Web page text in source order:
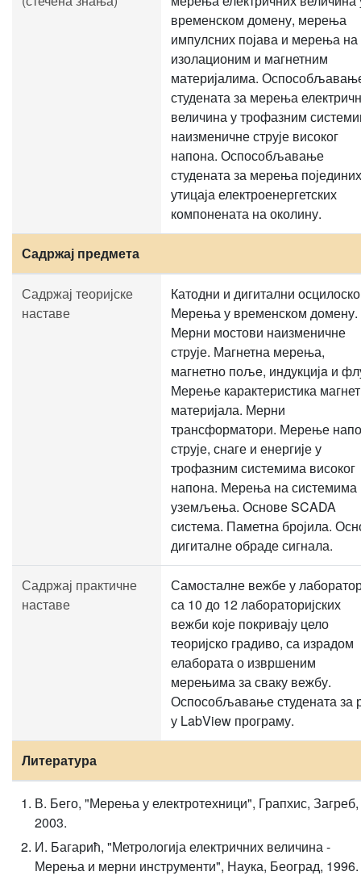
временском домену, мерења
импулсних појава и мерења на
изолационим и магнетним
материјалима.
студената за мерења
величина у трофазним
наизменичне струје високог
напона. Оспособљавање
студената за мерења појединих
утицаја електроенергетских
компонената на околину.
Садржај предмета
Садржај теоријске
наставе
Катодни и дигитални
Мерења у временском домену.
Мерни мостови наизменичне
струје. Магнетна мерења,
магнетно пољe, индукцијa и
Мерење карактеристика
материјала. Мерни
трансформатори. Мерење
струје, снаге и енергије у
трофазним системима високог
напона. Мерења на системима
уземљења. Основе SCADA
система. Паметна бројила.
дигиталне обраде сигнала.
Садржај практичне
наставе
Самосталне вежбе у
са 10 до 12 лабораторијских
вежби које покривају цело
теоријско градиво, са израдом
елабората о извршеним
мерењима за сваку вежбу.
Оспособљавање студената за
у LabView програму.
Литература
В. Бего, "Мерења у електротехници", Грапхис, Загреб,
2003.
И. Багарић, "Метрологија електричних величина -
Мерења и мерни инструменти", Наука, Београд, 1996.